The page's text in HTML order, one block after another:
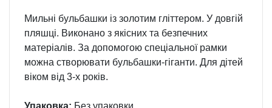
Мильні бульбашки із золотим гліттером. У довгій
пляшці. Виконано з якісних та безпечних
матеріалів. За допомогою спеціальної рамки
можна створювати бульбашки-гіганти. Для дітей
віком від 3-х років.